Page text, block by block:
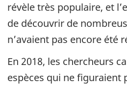
révèle très populaire, et
de découvrir de
n’avaient pas encore été
En 2018, les chercheurs
espèces qui ne figuraient